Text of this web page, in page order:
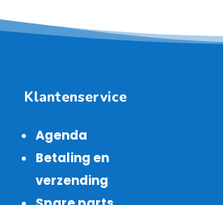
Klantenservice
Agenda
Betaling en
verzending